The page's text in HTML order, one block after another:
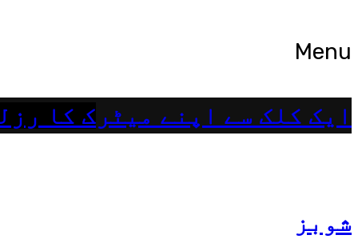
Menu
پاکستان
ایک کلک سے اپنے میٹرک کا
شوبز